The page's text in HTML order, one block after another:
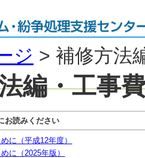
ジ > 補修方法
編・工事
お読みください
に（平成12年度）
に（2025年版）